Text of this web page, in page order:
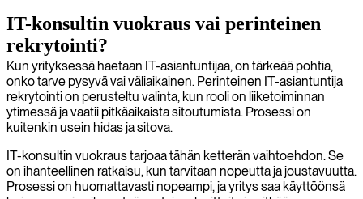
IT-konsultin vuokraus vai perinteinen
rekrytointi?
Kun yrityksessä haetaan IT-asiantuntijaa, on tärkeää pohtia,
onko tarve pysyvä vai väliaikainen. Perinteinen IT-asiantuntija
rekrytointi on perusteltu valinta, kun rooli on liiketoiminnan
ytimessä ja vaatii pitkäaikaista sitoutumista. Prosessi on
kuitenkin usein hidas ja sitova.
IT-konsultin vuokraus tarjoaa tähän ketterän vaihtoehdon. Se
on ihanteellinen ratkaisu, kun tarvitaan nopeutta ja joustavuutta.
Prosessi on huomattavasti nopeampi, ja yritys saa käyttöönsä